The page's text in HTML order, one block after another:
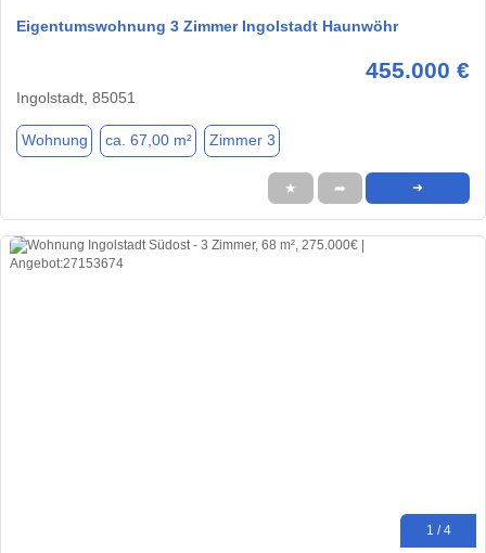
Eigentumswohnung 3 Zimmer Ingolstadt Haunwöhr
455.000 €
Ingolstadt, 85051
Wohnung ca. 67,00 m² Zimmer 3
★ ➦ ➜
1 / 4